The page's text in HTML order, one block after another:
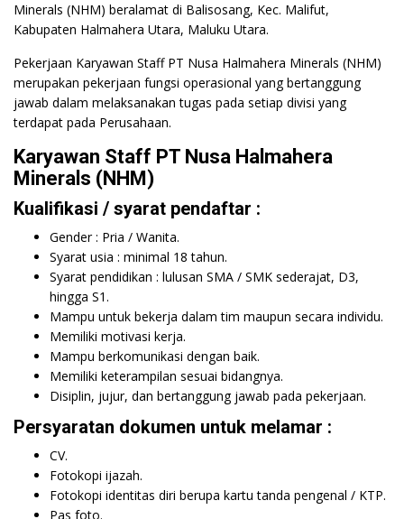
Minerals (NHM) beralamat di Balisosang, Kec. Malifut,
Kabupaten Halmahera Utara, Maluku Utara.
Pekerjaan Karyawan Staff PT Nusa Halmahera Minerals (NHM)
merupakan pekerjaan fungsi operasional yang bertanggung
jawab dalam melaksanakan tugas pada setiap divisi yang
terdapat pada Perusahaan.
Karyawan Staff PT Nusa Halmahera
Minerals (NHM)
Kualifikasi / syarat pendaftar :
Gender : Pria / Wanita.
Syarat usia : minimal 18 tahun.
Syarat pendidikan : lulusan SMA / SMK sederajat, D3,
hingga S1.
Mampu untuk bekerja dalam tim maupun secara individu.
Memiliki motivasi kerja.
Mampu berkomunikasi dengan baik.
Memiliki keterampilan sesuai bidangnya.
Disiplin, jujur, dan bertanggung jawab pada pekerjaan.
Persyaratan dokumen untuk melamar :
CV.
Fotokopi ijazah.
Fotokopi identitas diri berupa kartu tanda pengenal / KTP.
Pas foto.